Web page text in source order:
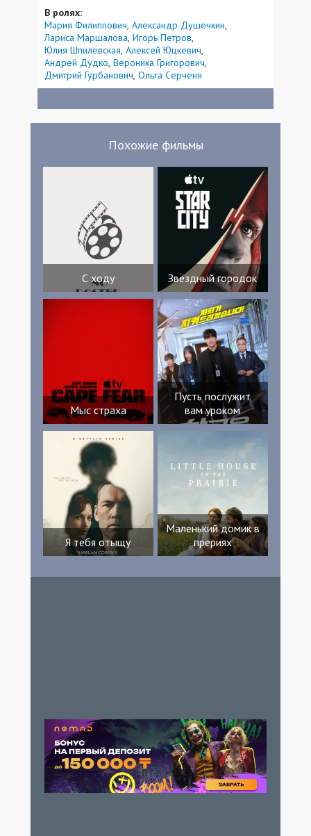
В ролях:
Мария Филиппович Александр Душечкин
Лариса Маршалова Игорь Петров
Юлия Шпилевская Алексей Юцкевич
Андрей Дудко Вероника Григорович
Дмитрий Гурбанович Ольга Серченя
Похожие фильмы
С ходу Звёздный городок
Мыс страха
Пусть послужит
вам уроком
Я тебя отыщу
Маленький домик в
прериях